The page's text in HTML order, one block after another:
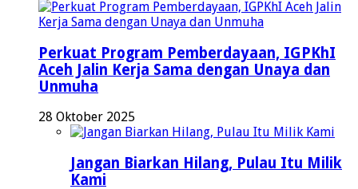
Perkuat Program Pemberdayaan, IGPKhI
Aceh Jalin Kerja Sama dengan Unaya dan
Unmuha
28 Oktober 2025
Jangan Biarkan Hilang, Pulau Itu Milik
Kami